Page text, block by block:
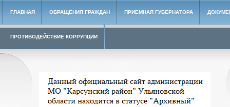
ГЛАВНАЯ ОБРАЩЕНИЯ ГРАЖДАН ПРИЕМНАЯ ГУБЕРНАТОРА
ПРОТИВОДЕЙСТВИЕ КОРРУПЦИИ